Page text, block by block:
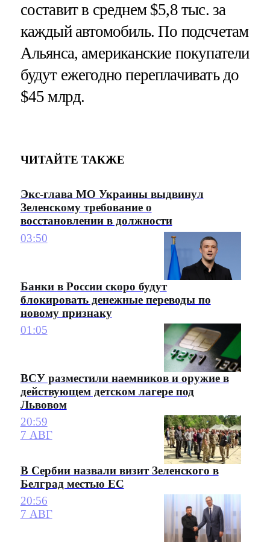
составит в среднем $5,8 тыс. за
каждый автомобиль. По подсчетам
Альянса, американские покупатели
будут ежегодно переплачивать до
$45 млрд.
ЧИТАЙТЕ ТАКЖЕ
Экс-глава МО Украины выдвинул
Зеленскому требование о
восстановлении в должности
03:50
Банки в России скоро будут
блокировать денежные переводы по
новому признаку
01:05
ВСУ разместили наемников и оружие в
действующем детском лагере под
Львовом
20:59
7 АВГ
В Сербии назвали визит Зеленского в
Белград местью ЕС
20:56
7 АВГ